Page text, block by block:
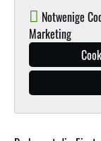
© Copyright 2019 - 2026
Notwenige
Marketing